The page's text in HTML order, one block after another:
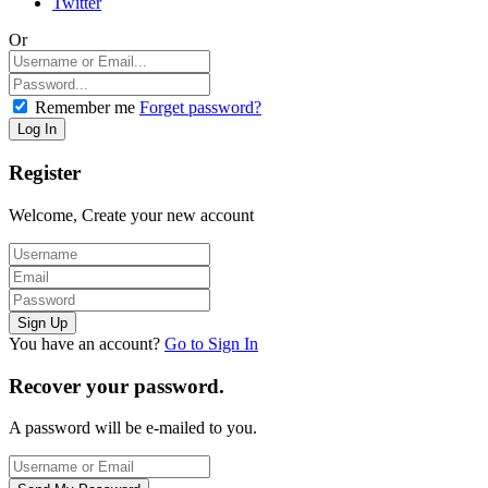
Or
Remember me Forget password?
Register
Welcome, Create your new account
You have an account? Go to Sign In
Recover your password.
A password will be e-mailed to you.